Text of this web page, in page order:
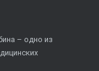
– одно из